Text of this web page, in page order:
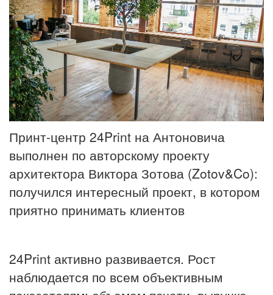
Принт-центр 24Print на Антоновича
выполнен по авторскому проекту
архитектора Виктора Зотова (Zotov&Co):
получился интересный проект, в котором
приятно принимать клиентов
24Print активно развивается. Рост
наблюдается по всем объективным